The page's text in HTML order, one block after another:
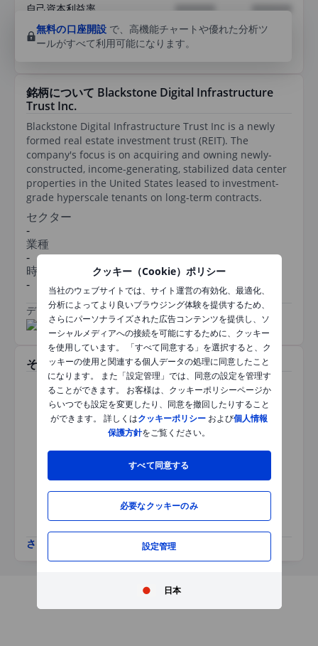
クッキー（Cookie）ポリシー
当社のウェブサイトでは、サイト運営の有効化、最適化、
分析によってより良いブラウジング体験を提供するため、
さらにパーソナライズされた広告コンテンツを提供し、ソ
ーシャルメディアへの接続を可能にするために、クッキー
を使用しています。 「すべて同意する」を選択すると、ク
ッキーの使用と関連する個人データの処理に同意したこと
になります。 また「設定管理」では、同意の設定を管理す
ることができます。 お客様は、クッキーポリシーページか
らいつでも設定を変更したり、同意を撤回したりすること
ができます。 詳しくはクッキーポリシー および個人情報
保護方針をご覧ください。
すべて同意する
必要なクッキーのみ
設定管理
日本
自己資本利益率
XXXXXXX
XXXXXXX
無料の口座開設 で、高機能チャートや優れた分析ツ
ールがすべて利用可能になります。
銘柄について Blackstone Digital Infrastructure
Trust Inc.
Blackstone Digital Infrastructure Trust Inc is a newly
formed real estate investment trust (REIT). The
company's focus is on acquiring and owning newly-
constructed, income-generating, stabilized data center
properties in the United States leased to investment-
grade hyperscale tenants on long-term contracts.
セクター
-
業種
-
時価総額
-
データ提供元 /
その他関連銘柄
本銘柄では情報はご参照いただ
けません。ページを更新する
か、時間をおいて再度お試しく
ださい。
さらに表示